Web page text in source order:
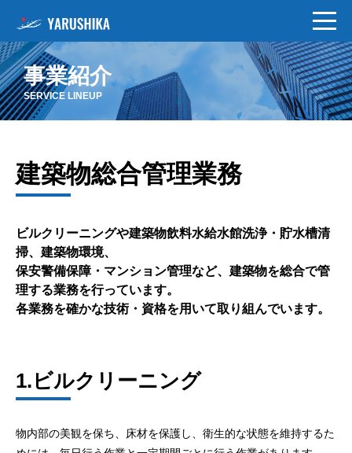
事業紹介
SERVICE LINEUP
建築物総合管理業務
ビルクリーニングや建築物飲料水給水館洗浄・貯水槽清
掃、建築物環境、
保安警備保障・マンション管理など、建築物を総合で管
理する業務を行っています。
各業務を確かな技術・資格を用いて取り組んでいます。
1.ビルクリーニング
物内部の美観を保ち、床材を保護し、衛生的な状態を維持するた